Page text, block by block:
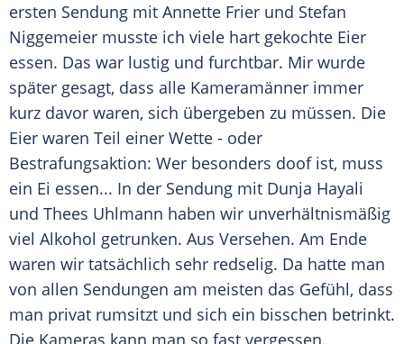
ersten Sendung mit Annette Frier und Stefan
Niggemeier musste ich viele hart gekochte Eier
essen. Das war lustig und furchtbar. Mir wurde
später gesagt, dass alle Kameramänner immer
kurz davor waren, sich übergeben zu müssen. Die
Eier waren Teil einer Wette - oder
Bestrafungsaktion: Wer besonders doof ist, muss
ein Ei essen... In der Sendung mit Dunja Hayali
und Thees Uhlmann haben wir unverhältnismäßig
viel Alkohol getrunken. Aus Versehen. Am Ende
waren wir tatsächlich sehr redselig. Da hatte man
von allen Sendungen am meisten das Gefühl, dass
man privat rumsitzt und sich ein bisschen betrinkt.